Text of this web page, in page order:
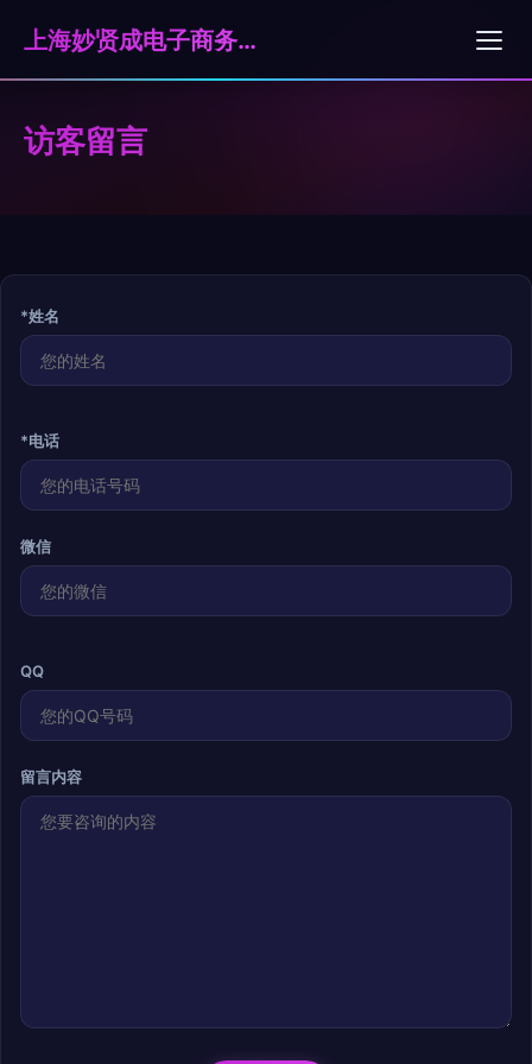
上海妙贤成电子商务有限公司
访客留言
*姓名
*电话
微信
QQ
留言内容